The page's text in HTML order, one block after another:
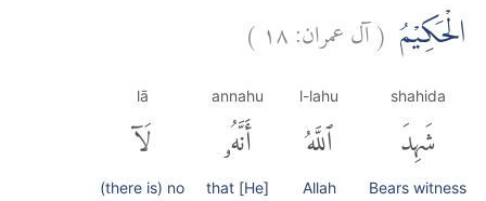
الْحَكِيْمُ (آل عمران:١٨ )
shahida
شَهِدَ
Bears witness
l-lahu
ٱللَّهُ
Allah
annahu
أَنَّهُۥ
that [He]
lā
لَآ
(there is) no